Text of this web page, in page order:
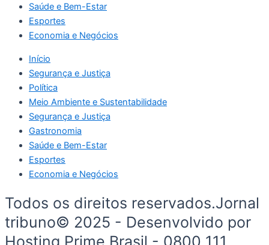
Saúde e Bem-Estar
Esportes
Economia e Negócios
Início
Segurança e Justiça
Política
Meio Ambiente e Sustentabilidade
Segurança e Justiça
Gastronomia
Saúde e Bem-Estar
Esportes
Economia e Negócios
Todos os direitos reservados.Jornal
tribuno© 2025 - Desenvolvido por